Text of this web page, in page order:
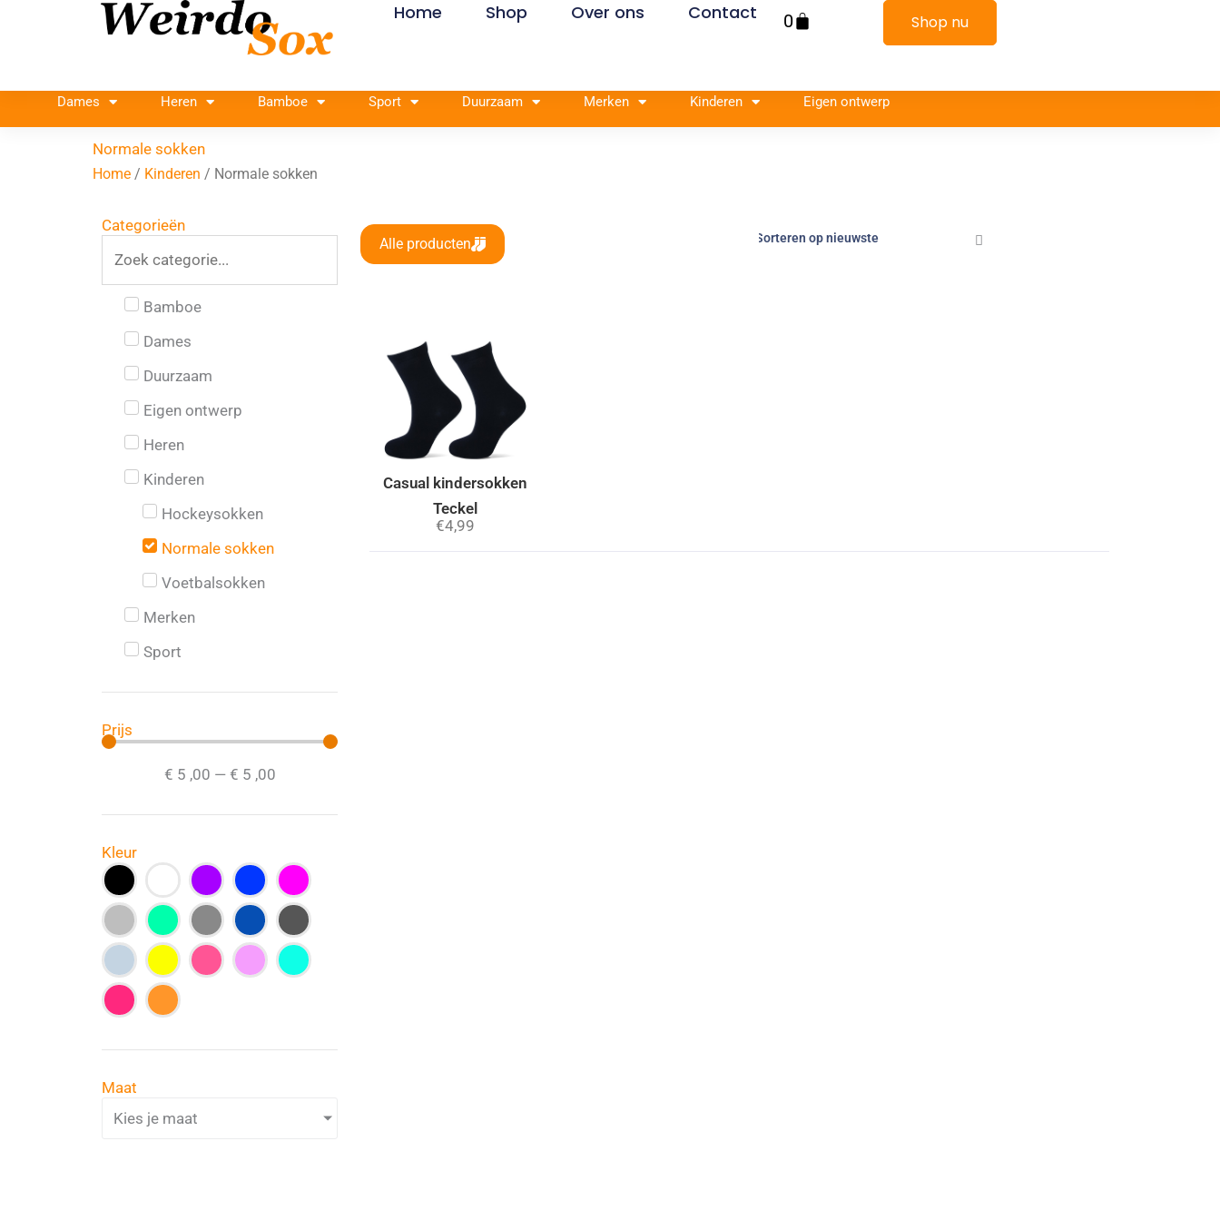
inhoud
Home Shop Over ons Contact 0
Winkelwagen Shop nu
Dames Heren Bamboe Sport Duurzaam Merken Kinderen Eigen ontwerp
Normale sokken
Home / Kinderen / Normale sokken
Categorieën
Bamboe
Dames
Duurzaam
Eigen ontwerp
Heren
Kinderen
Hockeysokken
Normale sokken
Voetbalsokken
Merken
Sport
Prijs
€ 5 ,00 — € 5 ,00
Kleur
Maat
Kies je maat
Alle producten
Casual kindersokken
Teckel
€4,99